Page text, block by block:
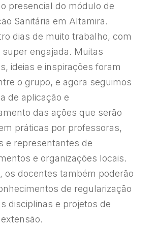
presencial do módulo de
Sanitária em Altamira.
dias de muito trabalho, com
engajada. Muitas
ideias e inspirações foram
o grupo, e agora seguimos
de aplicação e
das ações que serão
práticas por professoras,
e representantes de
e organizações locais.
os docentes também poderão
de regularização
disciplinas e projetos de